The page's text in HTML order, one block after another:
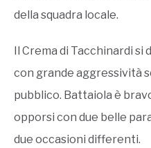
della squadra locale.
Il Crema di Tacchinardi si
con grande aggressività
pubblico. Battaiola è
opporsi con due belle
due occasioni differenti.